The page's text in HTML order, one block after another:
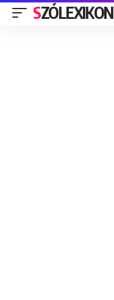
SZÓLEXIKON